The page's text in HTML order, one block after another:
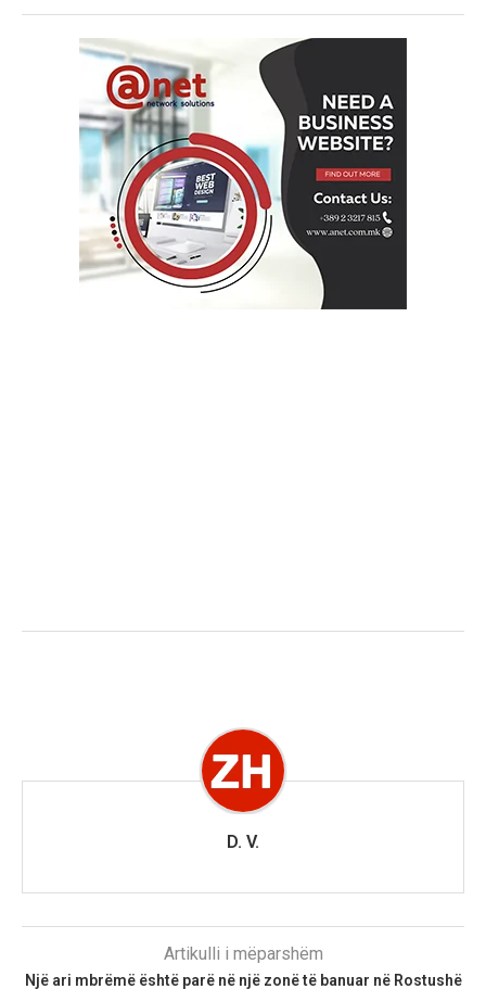
D. V.
Artikulli i mëparshëm
Një ari mbrëmë është parë në një zonë të banuar në Rostushë